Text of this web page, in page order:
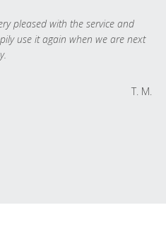
pleased with the service and
use it again when we are next
T. M.